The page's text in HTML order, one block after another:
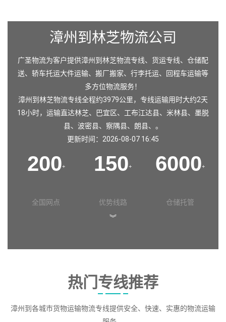
漳州到林芝物流公司
广圣物流为客户提供漳州到林芝物流专线、货运专线、仓储配
送、轿车托运大件运输、搬厂搬家、行李托运、回程车运输等
多方位物流服务！
漳州到林芝物流专线全程约3979公里，专线运输用时大约2天
18小时，运输直达林芝、 巴宜区、 工布江达县、 米林县、 墨脱
县、 波密县、 察隅县、 朗县、。
更新时间：2026-08-07 16:45
200+
全国网点
150+
优势线路
6000+
仓储托管
︾
热门专线推荐
漳州到各城市货物运输物流专线提供安全、快速、实惠的物流运输